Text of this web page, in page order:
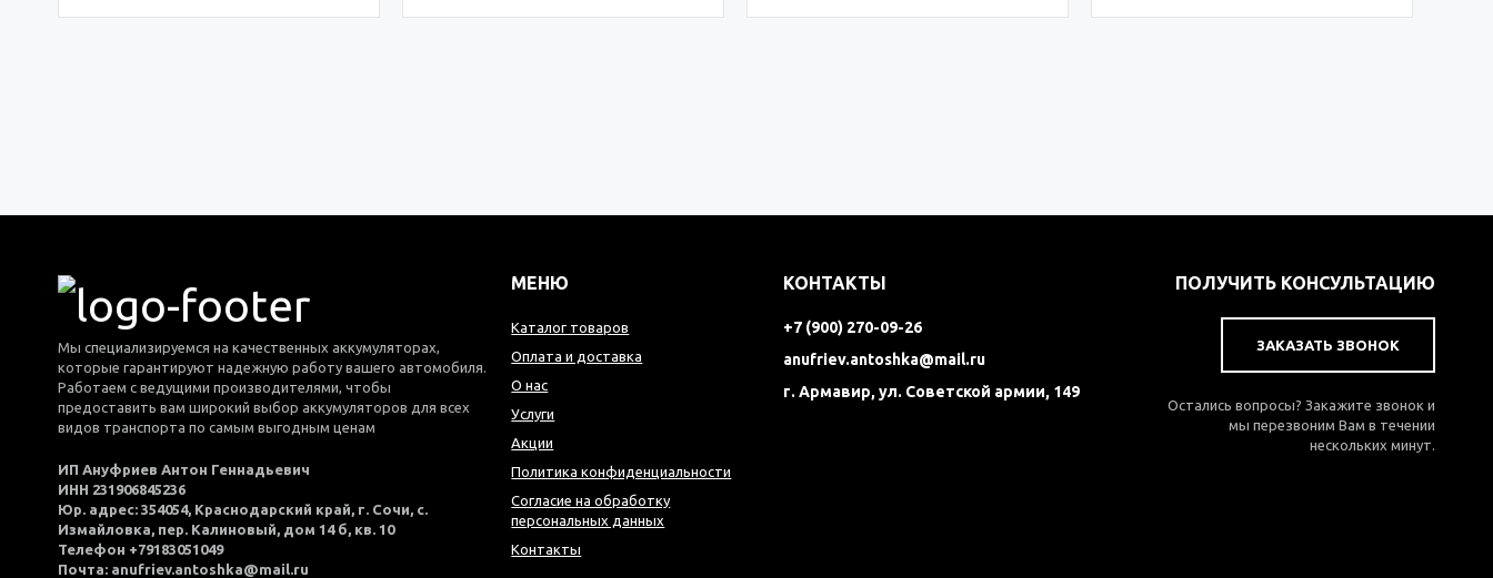
Мы специализируемся на качественных аккумуляторах,
которые гарантируют надежную работу вашего автомобиля.
Работаем с ведущими производителями, чтобы
предоставить вам широкий выбор аккумуляторов для всех
видов транспорта по самым выгодным ценам
ИП Ануфриев Антон Геннадьевич
ИНН 231906845236
Юр. адрес: 354054, Краснодарский край, г. Сочи, с.
Измайловка, пер. Калиновый, дом 14 б, кв. 10
Телефон +79183051049
Почта: anufriev.antoshka@mail.ru
МЕНЮ
Каталог товаров
Оплата и доставка
О нас
Услуги
Акции
Политика конфиденциальности
Согласие на обработку
персональных данных
Контакты
КОНТАКТЫ
+7 (900) 270-09-26
anufriev.antoshka@mail.ru
г. Армавир, ул. Советской армии, 149
ПОЛУЧИТЬ КОНСУЛЬТАЦИЮ
ЗАКАЗАТЬ ЗВОНОК
Остались вопросы? Закажите звонок и
мы перезвоним Вам в течении
нескольких минут.